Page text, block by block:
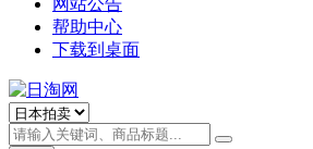
网站公告
帮助中心
下载到桌面